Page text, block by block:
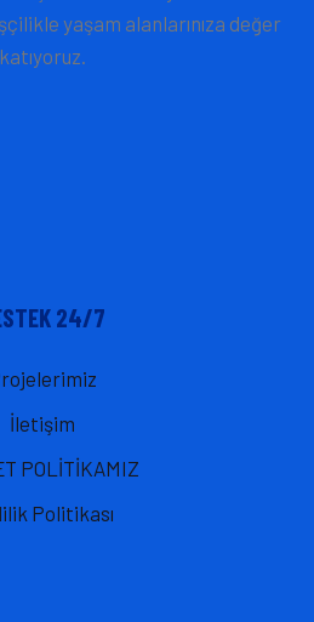
yaşam alanlarınıza değer
katıyoruz.
24/7
İletişim
POLİTİKAMIZ
Politikası